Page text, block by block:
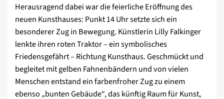
Herausragend dabei war die feierliche Eröffnung des
neuen Kunsthauses: Punkt 14 Uhr setzte sich ein
besonderer Zug in Bewegung. Künstlerin Lilly Falkinger
lenkte ihren roten Traktor – ein symbolisches
Friedensgefährt – Richtung Kunsthaus. Geschmückt und
begleitet mit gelben Fahnenbändern und von vielen
Menschen entstand ein farbenfroher Zug zu einem
ebenso „bunten Gebäude“, das künftig Raum für Kunst,